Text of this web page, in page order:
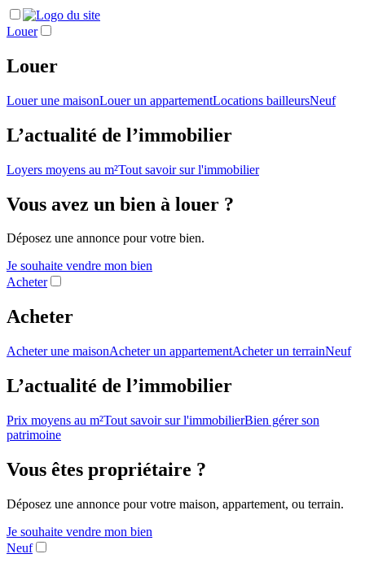
Louer
Louer
Louer une maisonLouer un appartementLocations bailleursNeuf
L’actualité de l’immobilier
Loyers moyens au m²Tout savoir sur l'immobilier
Vous avez un bien à louer ?
Déposez une annonce pour votre bien.
Je souhaite vendre mon bien
Acheter
Acheter
Acheter une maisonAcheter un appartementAcheter un terrainNeuf
L’actualité de l’immobilier
Prix moyens au m²Tout savoir sur l'immobilierBien gérer son
patrimoine
Vous êtes propriétaire ?
Déposez une annonce pour votre maison, appartement, ou terrain.
Je souhaite vendre mon bien
Neuf